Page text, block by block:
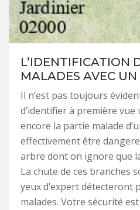
L’IDENTIFICATION
MALADES AVEC UN
Il n’est pas toujours
d’identifier à première
encore la partie malade
effectivement être
arbre dont on ignore que
La chute de ces branches
yeux d’expert détecteront
malades. Votre sécurité